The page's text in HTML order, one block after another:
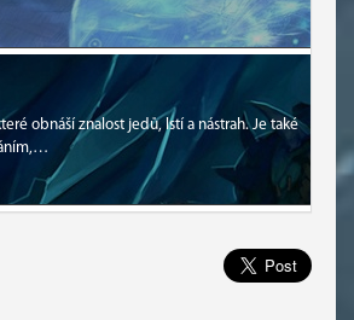
obnáší znalost jedů, lstí a nástrah. Je také